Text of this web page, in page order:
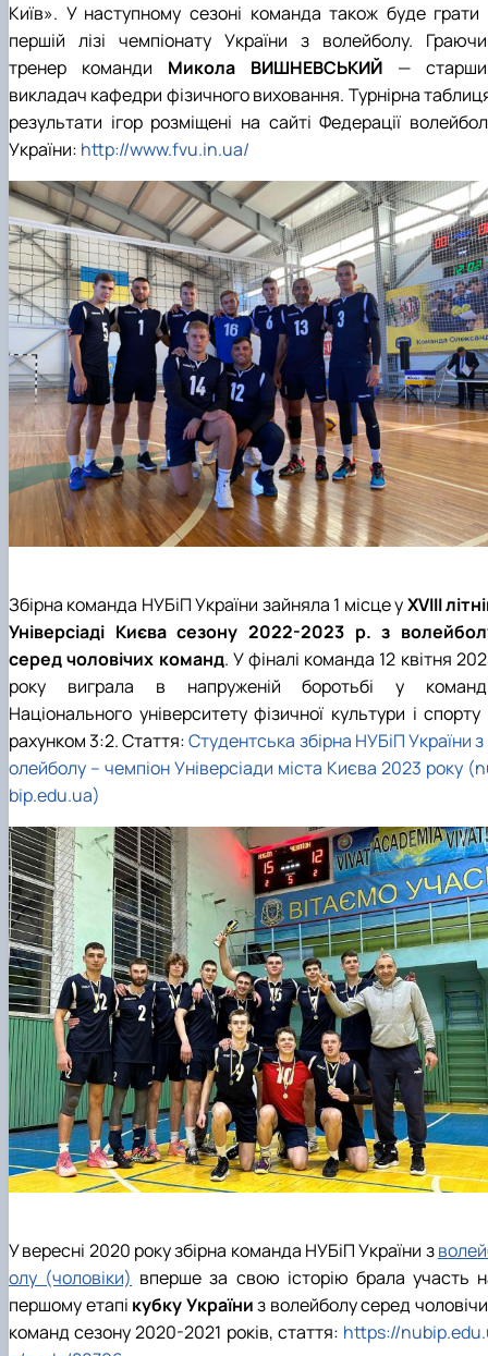
Київ». У наступному сезоні команда також буде грати
першій лізі чемпіонату України з волейболу.
тренер команди Микола ВИШНЕВСЬКИЙ —
викладач кафедри фізичного виховання. Турнірна
результати ігор розміщені на сайті Федерації
України: http://www.fvu.in.ua/
Збірна команда НУБіП України зайняла 1 місце уХVІІІ
Універсіаді Києва сезону 2022-2023 р. з
серед чоловічих команд. У фіналі команда 12 квітня
року виграла в напруженій боротьбі у
Національного університету фізичної культури і спорту
рахунком 3:2. Стаття:Студентська збірна НУБіП України з
олейболу – чемпіон Універсіади міста Києва 2023 року
bip.edu.ua)
У вересні 2020 року збірна команда НУБіП України з
олу (чоловіки) вперше за свою історію брала участь
першому етапі кубку Україниз волейболу серед
команд сезону 2020-2021 років, стаття: https://